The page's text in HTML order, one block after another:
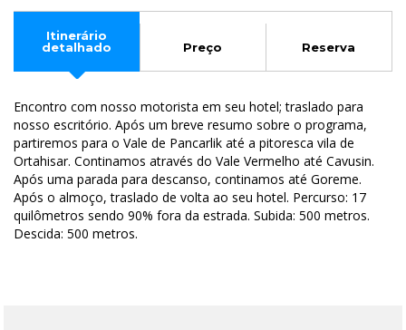
Itinerário
detalhado
Preço Reserva
Encontro com nosso motorista em seu hotel; traslado para
nosso escritório. Após um breve resumo sobre o programa,
partiremos para o Vale de Pancarlik até a pitoresca vila de
Ortahisar. Continamos através do Vale Vermelho até Cavusin.
Após uma parada para descanso, continamos até Goreme.
Após o almoço, traslado de volta ao seu hotel. Percurso: 17
quilômetros sendo 90% fora da estrada. Subida: 500 metros.
Descida: 500 metros.